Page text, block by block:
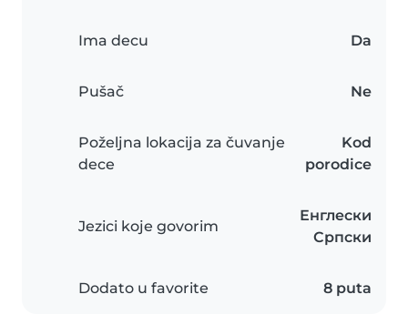
Ima decu Da
Pušač Ne
Poželjna lokacija za čuvanje
dece
Kod
porodice
Jezici koje govorim
Енглески
Српски
Dodato u favorite 8 puta